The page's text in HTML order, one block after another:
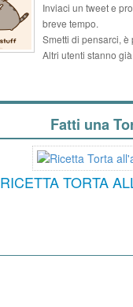
Inviaci un tweet e
breve tempo.
Smetti di pensarci,
Altri utenti stanno
Fatti una
RICETTA TORTA